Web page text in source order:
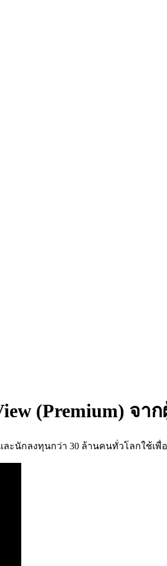
(Premium) จา
ละนักลงทุนกว่า 30 ล้านคนทั่วโลกใช้เ